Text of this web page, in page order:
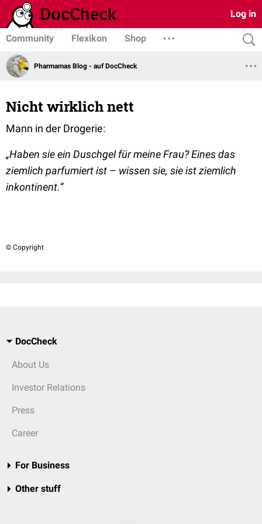
Log in
Community Flexikon Shop
Pharmamas Blog - auf DocCheck
Nicht wirklich nett
Mann in der Drogerie:
„Haben sie ein Duschgel für meine Frau? Eines das
ziemlich parfumiert ist – wissen sie, sie ist ziemlich
inkontinent.“
© Copyright
DocCheck
About Us
Investor Relations
Press
Career
For Business
Other stuff